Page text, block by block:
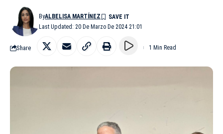
Last Updated: 20 De Marzo De 2024 21:01
ByALBELISA MARTÍNEZ
Share 1 Min Read